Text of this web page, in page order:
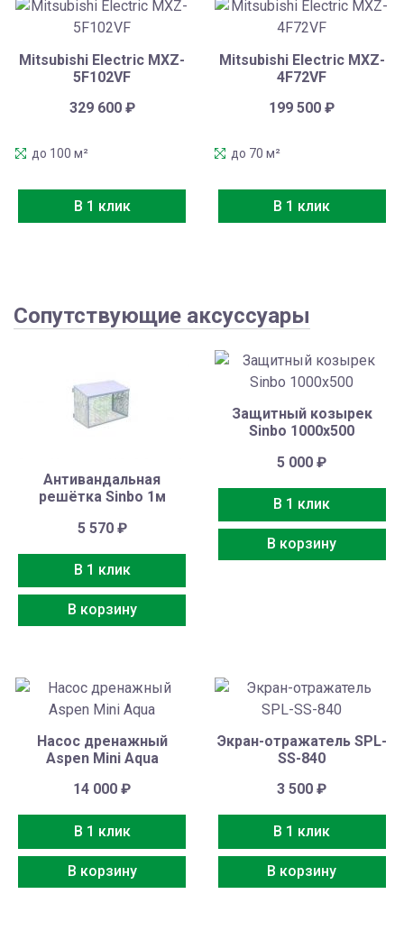
Mitsubishi Electric MXZ-
5F102VF
329 600 ₽
до 100 м²
В 1 клик
Mitsubishi Electric MXZ-
4F72VF
199 500₽
до 70 м²
В 1 клик
Сопутствующие аксуссуары
Антивандальная
решётка Sinbo 1м
5 570 ₽
В 1 клик
В корзину
Защитный козырек
Sinbo 1000х500
5 000₽
В 1 клик
В корзину
Насос дренажный
Aspen Mini Aqua
14 000₽
В 1 клик
В корзину
Экран-отражатель SPL-
SS-840
3 500₽
В 1 клик
В корзину